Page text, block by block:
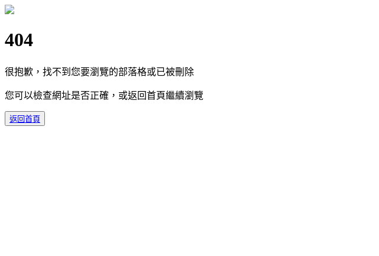
404
很抱歉，找不到您要瀏覽的部落格或已被刪除
您可以檢查網址是否正確，或返回首頁繼續瀏覽
返回首頁